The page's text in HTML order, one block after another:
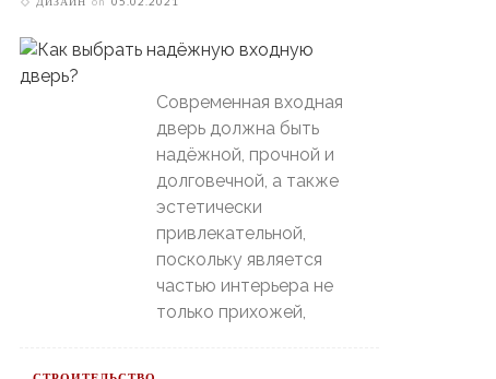
Современная входная
дверь должна быть
надёжной, прочной и
долговечной, а также
эстетически
привлекательной,
поскольку является
частью интерьера не
только прихожей,